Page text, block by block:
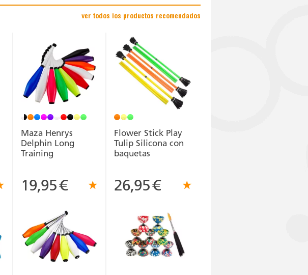
ver todos los productos recomendados
Maza Henrys
Delphin Long
Training
19,95€
Flower Stick Play
Tulip Silicona con
baquetas
26,95€